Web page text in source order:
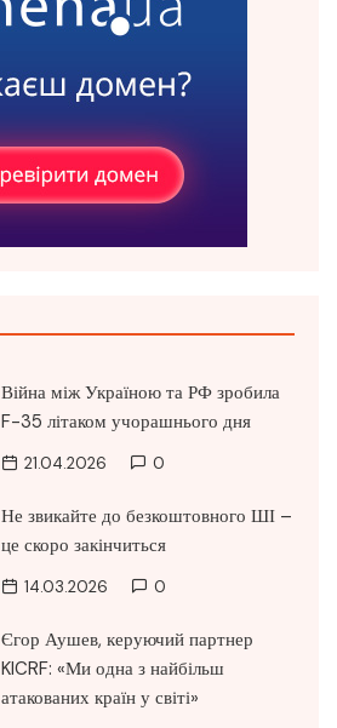
Війна між Україною та РФ зробила
F-35 літаком учорашнього дня
21.04.2026 0
Не звикайте до безкоштовного ШІ –
це скоро закінчиться
14.03.2026 0
Єгор Аушев, керуючий партнер
KICRF: «Ми одна з найбільш
атакованих країн у світі»